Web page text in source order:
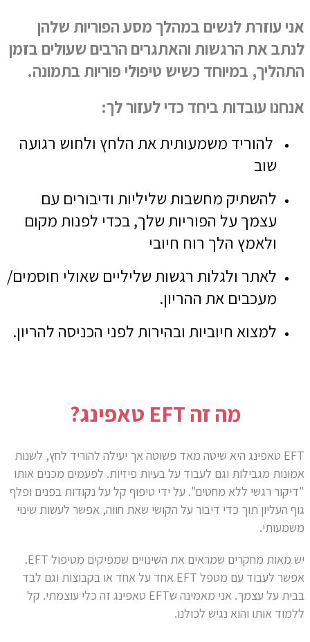
אני עוזרת לנשים במהלך מסע הפוריות שלהן
לנתב את הרגשות והאתגרים הרבים שעולים בזמן
התהליך, במיוחד כשיש טיפולי פוריות בתמונה.
אנחנו עובדות ביחד כדי לעזור לך:
להוריד משמעותית את הלחץ ולחוש רגועה
שוב
להשתיק מחשבות שליליות ודיבורים עם
עצמך על הפוריות שלך,בכדי לפנות מקום
ולאמץ הלך רוח חיובי
לאתר ולגלות רגשות שליליים שאולי חוסמים/
מעכבים את ההריון.
למצוא חיוביות ובהירות לפני הכניסה להריון.
מה זה EFT טאפינג?
EFT טאפינג היא שיטה מאד פשוטה אך יעילה להוריד לחץ, לשנות
אמונות מגבילות וגם לעבוד על בעיות פיזיות. לפעמים מכנים אותו
"דיקור רגשי ללא מחטים". על ידי טיפוף קל על נקודות בפנים ופלף
גוף העליון תוך כדי דיבור על הקושי שאת חווה, אפשר לעשות שינוי
משמעותי.
יש מאות מחקרים שמראים את השינויים שמפיקים מטיפול EFT.
אפשר לעבוד עם מטפל EFT אחד על אחד או בקבוצות וגם לבד
בבית על עצמך. אני מאמינה שEFT טאפינג זה כלי עוצמתי. קל
ללמוד אותו והוא נגיש לכולנו.